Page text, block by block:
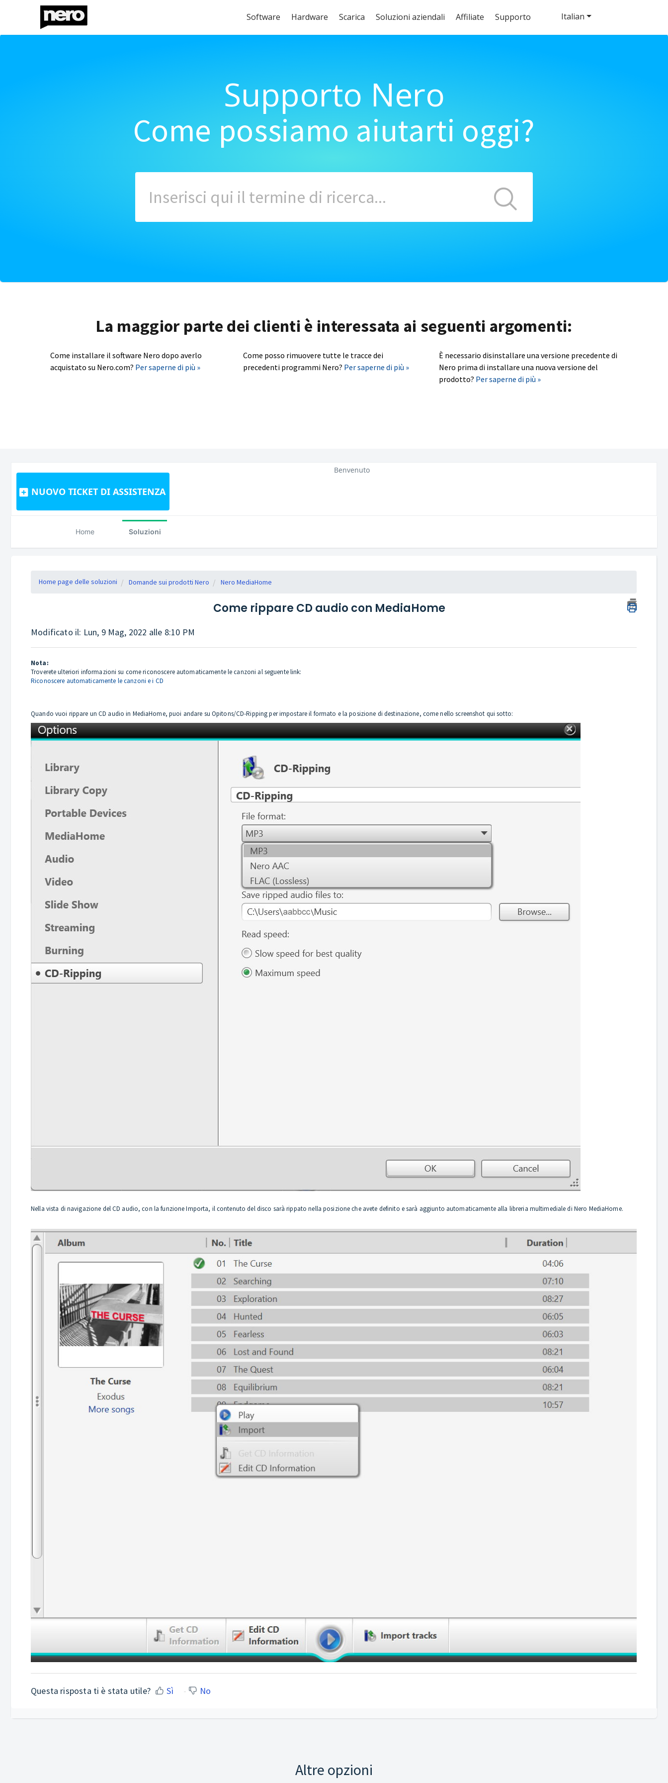
Software Hardware Scarica Soluzioni aziendali Affiliate Supporto
Supporto Nero
Come possiamo aiutarti oggi?
La maggior parte dei clienti è interessata ai seguenti argomenti:
Come installare il software Nero dopo averlo
acquistato su Nero.com? Per saperne di più »
Come posso rimuovere tutte le tracce dei
precedenti programmi Nero? Per saperne di più »
È necessario disinstallare una versione precedente di
Nero prima di installare una nuova versione del
prodotto? Per saperne di più »
NUOVO TICKET DI ASSISTENZA
Italian
Benvenuto
Home Soluzioni
Home page delle soluzioni Domande sui prodotti Nero Nero MediaHome
Come rippare CD audio con MediaHome
Modificato il: Lun, 9 Mag, 2022 alle 8:10 PM
Nota:
Troverete ulteriori informazioni su come riconoscere automaticamente le canzoni al seguente link:
Riconoscere automaticamente le canzoni e i CD
Quando vuoi rippare un CD audio in MediaHome, puoi andare su Opitons/CD-Ripping per impostare il formato e la posizione di destinazione, come nello screenshot qui sotto:
Nella vista di navigazione del CD audio, con la funzione Importa, il contenuto del disco sarà rippato nella posizione che avete definito e sarà aggiunto automaticamente alla libreria multimediale di Nero MediaHome.
Questa risposta ti è stata utile? Sì No
Altre opzioni